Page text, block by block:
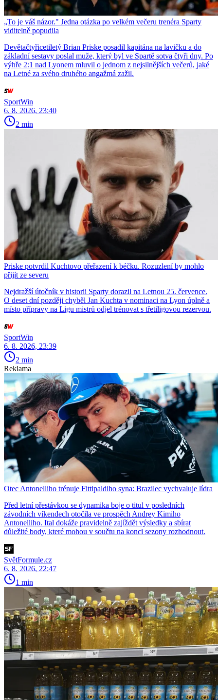
„To je váš názor." Jedna otázka po velkém večeru trenéra Sparty
viditelně popudila
Devětačtyřicetiletý Brian Priske posadil kapitána na lavičku a do
základní sestavy poslal muže, který byl ve Spartě sotva čtyři dny. Po
výhře 2:1 nad Lyonem mluvil o jednom z nejsilnějších večerů, jaké
na Letné za svého druhého angažmá zažil.
SportWin
6. 8. 2026, 23:40
2 min
Priske potvrdil Kuchtovo přeřazení k béčku. Rozuzlení by mohlo
přijít ze severu
Nejdražší útočník v historii Sparty dorazil na Letnou 25. července.
O deset dní později chyběl Jan Kuchta v nominaci na Lyon úplně a
místo přípravy na Ligu mistrů odjel trénovat s třetiligovou rezervou.
SportWin
6. 8. 2026, 23:39
2 min
Reklama
Otec Antonelliho trénuje Fittipaldiho syna: Brazilec vychvaluje lídra
Před letní přestávkou se dynamika boje o titul v posledních
závodních víkendech otočila ve prospěch Andrey Kimiho
Antonelliho. Ital dokáže pravidelně zajíždět výsledky a sbírat
důležité body, které mohou v součtu na konci sezony rozhodnout.
SvětFormule.cz
6. 8. 2026, 22:47
1 min